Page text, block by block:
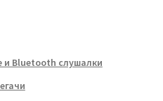
и Bluetooth слушалки